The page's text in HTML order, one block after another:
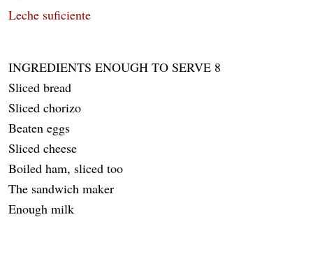
Leche suficiente
INGREDIENTS ENOUGH TO SERVE 8
Sliced bread
Sliced chorizo
Beaten eggs
Sliced cheese
Boiled ham, sliced too
The sandwich maker
Enough milk